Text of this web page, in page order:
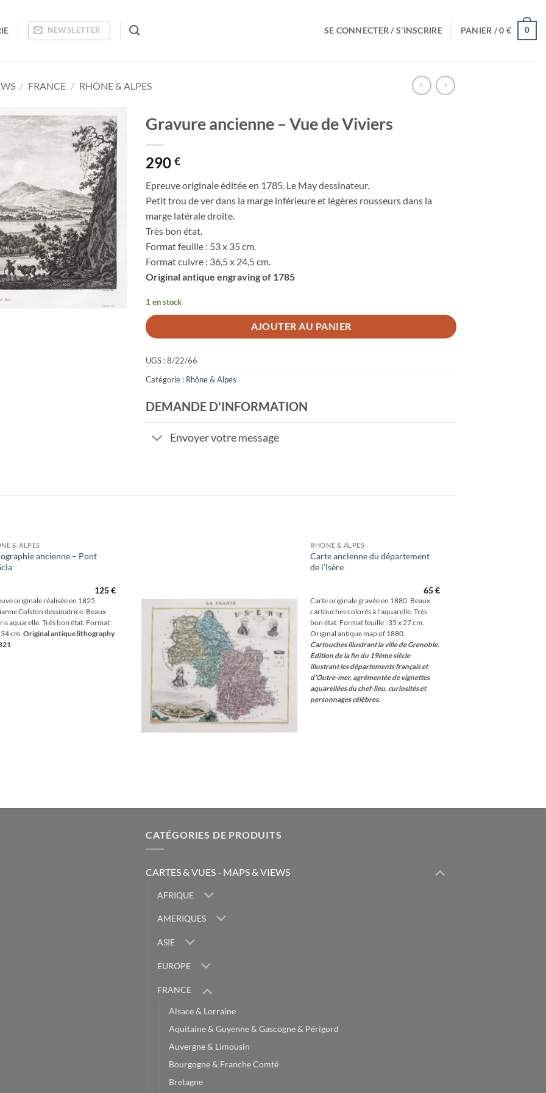
NEWSLETTER SE CONNECTER / S’INSCRIRE PANIER /0€ 0
/ FRANCE / RHÔNE & ALPES
Ajouter
à la
wishlist
Gravure ancienne – Vue de Viviers
290 €
Epreuve originale éditée en 1785. Le May dessinateur.
Petit trou de ver dans la marge inférieure et légères rousseurs dans la
marge latérale droite.
Très bon état.
Format feuille : 53 x 35 cm.
Format cuivre : 36,5 x 24,5 cm.
Original antique engraving of 1785
1 en stock
AJOUTER AU PANIER
UGS :8/22/66
Catégorie : Rhône & Alpes
DEMANDE D'INFORMATION
Envoyer votre message
& ALPES
ancienne – Pont
125€
originale réalisée en 1825.
Colston dessinatrice. Beaux
aquarelle. Très bon état. Format :
cm. Original antique lithography
RHÔNE & ALPES
Carte ancienne du département
de l’Isère
65€
Carte originale gravée en 1880. Beaux
cartouches colorés à l’aquarelle. Très
bon état. Format feuille : 35 x 27 cm.
Original antique map of 1880.
Cartouches illustrant la ville de Grenoble.
Edition de la fin du 19ème siècle
illustrant les départements français et
d’Outre-mer, agrémentée de vignettes
aquarellées du chef-lieu, curiosités et
personnages célèbres.
CATÉGORIES DE PRODUITS
CARTES & VUES - MAPS & VIEWS
AFRIQUE
AMERIQUES
ASIE
EUROPE
FRANCE
Alsace & Lorraine
Aquitaine & Guyenne & Gascogne & Périgord
Auvergne & Limousin
Bourgogne & Franche Comté
Bretagne